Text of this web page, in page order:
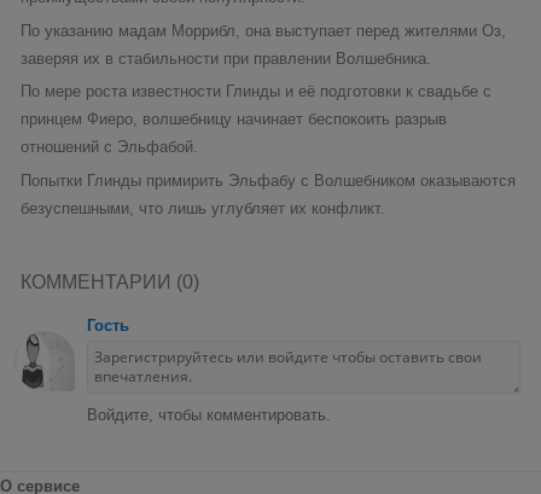
По указанию мадам Моррибл, она выступает перед жителями Оз,
заверяя их в стабильности при правлении Волшебника.
По мере роста известности Глинды и её подготовки к свадьбе с
принцем Фиеро, волшебницу начинает беспокоить разрыв
отношений с Эльфабой.
Попытки Глинды примирить Эльфабу с Волшебником оказываются
безуспешными, что лишь углубляет их конфликт.
КОММЕНТАРИИ (0)
Гость
Войдите, чтобы комментировать.
О сервисе